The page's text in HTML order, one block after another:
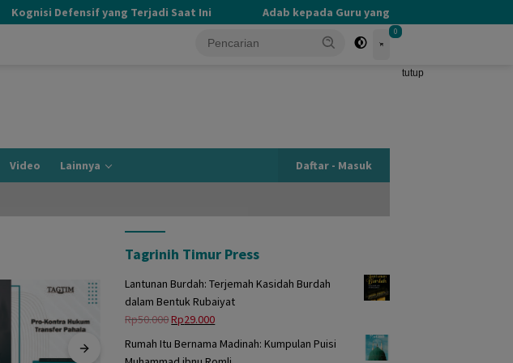
Kognisi Defensif yang Terjadi Saat Ini Adab kepada Guru yang Terlupakan
0
tutup
Video Lainnya Daftar - Masuk
Tagrinih Timur Press
Lantunan Burdah: Terjemah Kasidah Burdah
dalam Bentuk Rubaiyat
Rp50.000Harga
adalah:
Rp29.000Harga
Rumah Itu Bernama Madinah: Kumpulan Puisi